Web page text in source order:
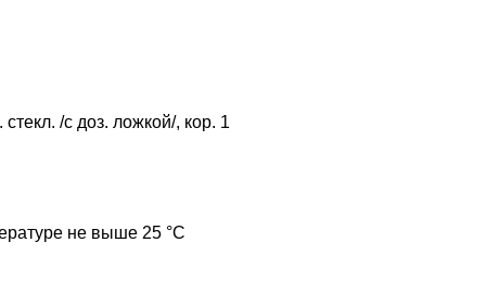
/с доз. ложкой/, кор. 1
не выше 25 °C